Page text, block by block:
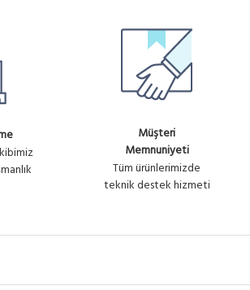
Müşteri
Memnuniyeti
Tüm ürünlerimizde
teknik destek hizmeti